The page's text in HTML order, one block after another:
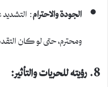
الجودة والاحترام:
ومحترم، حتى لو كان
8. رؤيته للحريات والتأثير: